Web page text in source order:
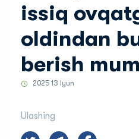
issiq
oldindan
berish
2025 13 Iyun
Ulashing